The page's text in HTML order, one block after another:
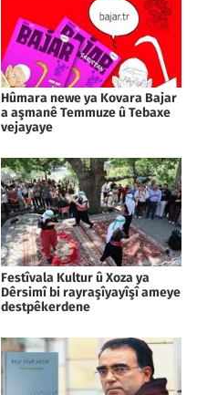
Hûmara newe ya Kovara Bajar
a aşmanê Temmuze û Tebaxe
vejayaye
Festîvala Kultur û Xoza ya
Dêrsimî bi rayraşîyayîşî ameye
destpêkerdene